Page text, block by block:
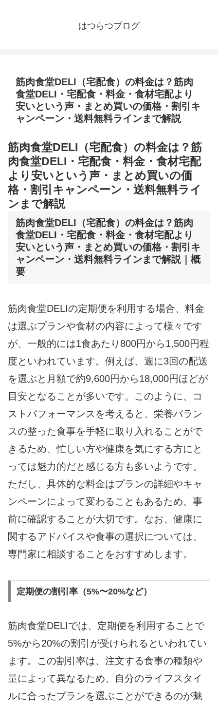
はつらつブログ
筋肉食堂DELI（宅配食）の料金は？筋肉
食堂DELI・宅配食・料金・食材宅配より
安いという声・まとめ買いの価格・割引キ
ャンペーン・送料無料ラインまで解説
筋肉食堂DELI（宅配食）の料金は？筋
肉食堂DELI・宅配食・料金・食材宅配
より安いという声・まとめ買いの価
格・割引キャンペーン・送料無料ライ
ンまで解説
筋肉食堂DELI（宅配食）の料金は？筋肉
食堂DELI・宅配食・料金・食材宅配より
安いという声・まとめ買いの価格・割引キ
ャンペーン・送料無料ラインまで解説｜概
要
筋肉食堂DELIの定期便を利用する場合、料金
は選ぶプランや食材の内容によって様々です
が、一般的には1食あたり800円から1,500円程
度といわれています。例えば、週に3回の配送
を選ぶと月額で約9,600円から18,000円ほどが
目安となることが多いです。このように、コ
ストパフォーマンスを考えると、栄養バラン
スの整った食事を手軽に取り入れることがで
きるため、忙しい方や健康を気にする方にと
っては魅力的だと感じる方も多いようです。
ただし、具体的な料金はプランの詳細やキャ
ンペーンによって変わることもあるため、事
前に確認することが大切です。なお、健康に
関するアドバイスや食事の選択については、
専門家に相談することをおすすめします。
定期便の割引率（5%〜20%など）
筋肉食堂DELIでは、定期便を利用することで
5%から20%の割引が受けられるといわれてい
ます。この割引率は、注文する食事の種類や
量によって異なるため、自分のライフスタイ
ルに合ったプランを選ぶことができるのが魅